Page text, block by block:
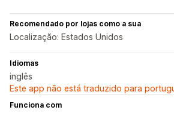
Recomendado por lojas como a sua
Localização: Estados Unidos
Idiomas
inglês
Este app não está traduzido para
Funciona com